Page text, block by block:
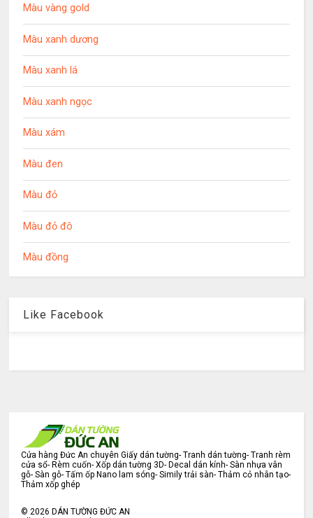
Màu vàng gold
Màu xanh dương
Màu xanh lá
Màu xanh ngọc
Màu xám
Màu đen
Màu đỏ
Màu đỏ đô
Màu đồng
Like Facebook
Cửa hàng Đức An chuyên Giấy dán tường- Tranh dán tường- Tranh rèm
cửa sổ- Rèm cuốn- Xốp dán tường 3D- Decal dán kính- Sàn nhựa vân
gỗ- Sàn gỗ- Tấm ốp Nano lam sóng- Simily trải sàn- Thảm cỏ nhân tạo-
Thảm xốp ghép
©2026 DÁN TƯỜNG ĐỨC AN